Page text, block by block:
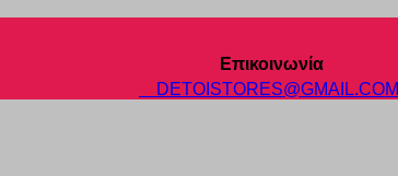
Επικοινωνία
DETOISTORES@GMAIL.COM